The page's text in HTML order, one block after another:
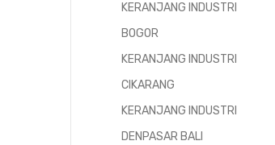
KERANJANG INDUSTRI
BOGOR
KERANJANG INDUSTRI
CIKARANG
KERANJANG INDUSTRI
DENPASAR BALI